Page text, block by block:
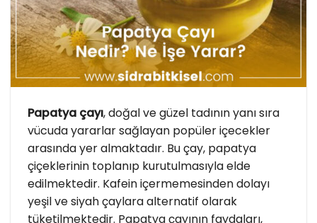
Papatya çayı, doğal ve güzel tadının yanı sıra
vücuda yararlar sağlayan popüler içecekler
arasında yer almaktadır. Bu çay, papatya
çiçeklerinin toplanıp kurutulmasıyla elde
edilmektedir. Kafein içermemesinden dolayı
yeşil ve siyah çaylara alternatif olarak
tüketilmektedir. Papatya çayının faydaları,